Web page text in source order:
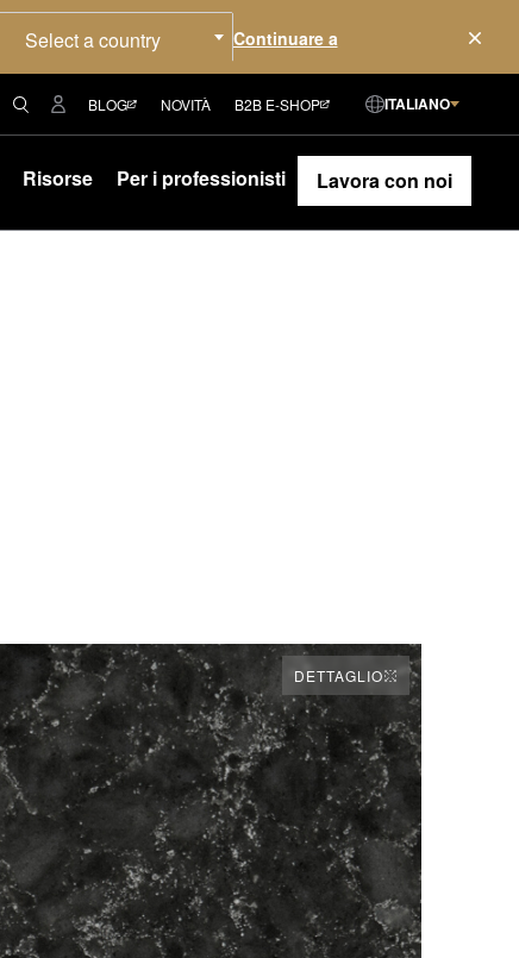
Select a country
BLOG NOVITÀ B2B E-SHOP ITALIANO
Risorse Per i professionisti Lavora con noi
DETTAGLIO